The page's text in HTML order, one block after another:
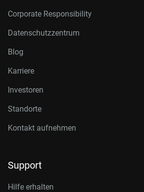
Corporate Responsibility
Datenschutzzentrum
Blog
Karriere
Investoren
Standorte
Kontakt aufnehmen
Support
Hilfe erhalten